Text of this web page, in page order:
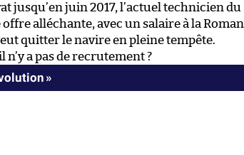
jusqu’en juin 2017, l’actuel technicien du
alléchante, avec un salaire à la Roman
quitter le navire en pleine tempête.
n’y a pas de recrutement ?
»